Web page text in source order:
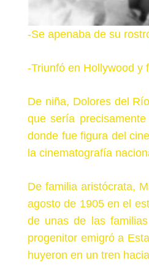
-Se apenaba de su
-Triunfó en Hollywood y
De niña, Dolores del
que sería
donde fue figura del
la cinematografía
De familia aristócrata,
agosto de 1905 en el
de unas de las
progenitor emigró a
huyeron en un tren